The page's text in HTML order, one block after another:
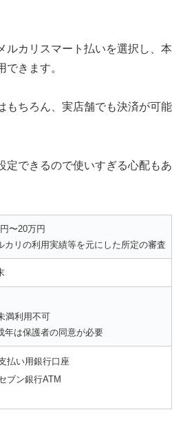
ルカリスマート払いを選択し、本
できます。
もちろん、実店舗でも決済が可能
定できるので使いすぎる心配もあ
〜20万円
カリの利用実績等を元にした所定の審査
満利用不可
年は保護者の同意が必要
払い用銀行口座
ブン銀行ATM